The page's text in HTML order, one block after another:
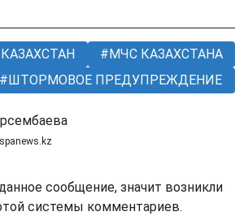
МЧС КАЗАХСТАНА
ШТОРМОВОЕ ПРЕДУПРЕЖДЕНИЕ
сообщение, значит возникли
системы комментариев.